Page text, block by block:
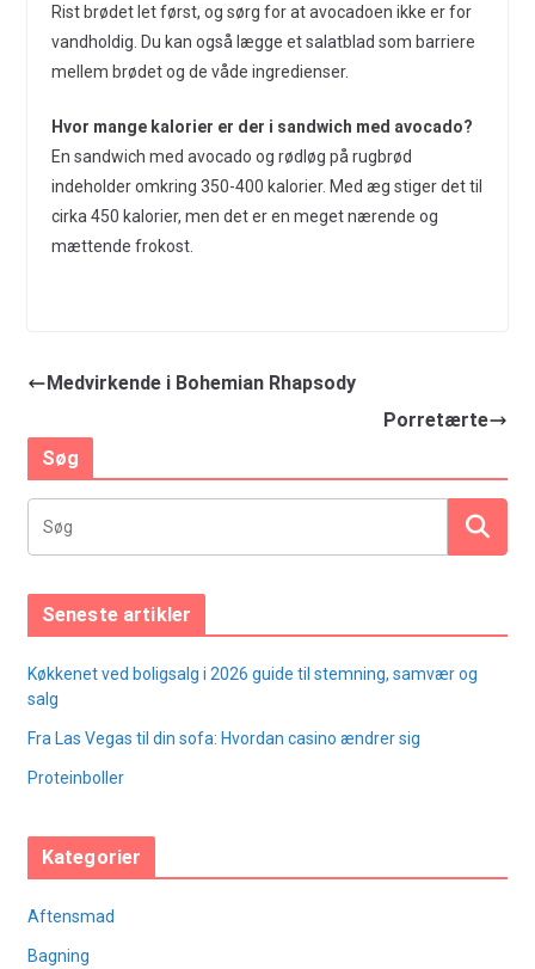
Rist brødet let først, og sørg for at avocadoen ikke er for
vandholdig. Du kan også lægge et salatblad som barriere
mellem brødet og de våde ingredienser.
Hvor mange kalorier er der i sandwich med avocado?
En sandwich med avocado og rødløg på rugbrød
indeholder omkring 350-400 kalorier. Med æg stiger det til
cirka 450 kalorier, men det er en meget nærende og
mættende frokost.
Medvirkende i Bohemian Rhapsody
Porretærte
Søg
Seneste artikler
Køkkenet ved boligsalg i 2026 guide til stemning, samvær og
salg
Fra Las Vegas til din sofa: Hvordan casino ændrer sig
Proteinboller
Kategorier
Aftensmad
Bagning